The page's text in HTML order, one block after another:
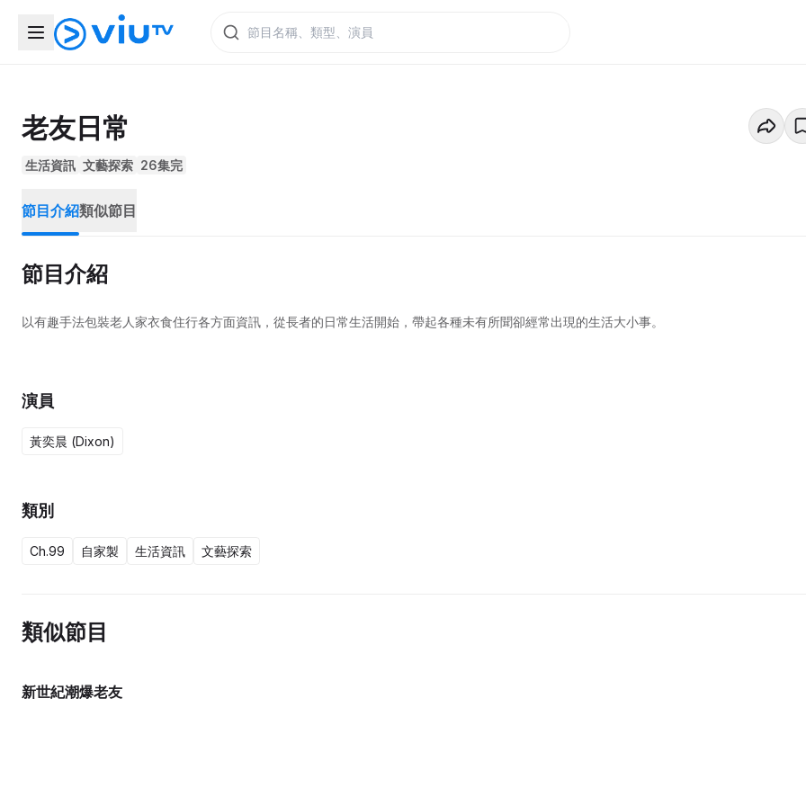
老友日常
生活資訊 文藝探索 26集完
節目介紹類似節目
節目介紹
以有趣手法包裝老人家衣食住行各方面資訊，從長者的日常生活開始，帶起各種未有所聞卻經常出現的生活大小事。
演員
黃奕晨 (Dixon)
類別
Ch.99 自家製 生活資訊 文藝探索
類似節目
新世紀潮爆老友